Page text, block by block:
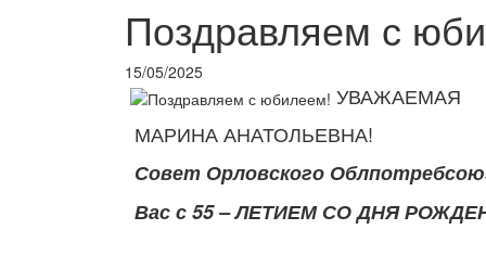
Поздравляем с
15/05/2025
УВАЖАЕМАЯ
МАРИНА АНАТОЛЬЕВНА!
Совет Орловского
Вас с 55 – ЛЕТИЕМ СО ДНЯ